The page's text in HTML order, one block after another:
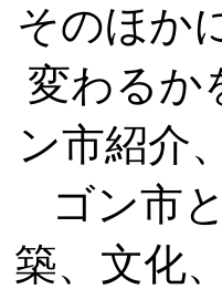
そのほか
変わるか
ン市紹介
ゴン市
築、文化